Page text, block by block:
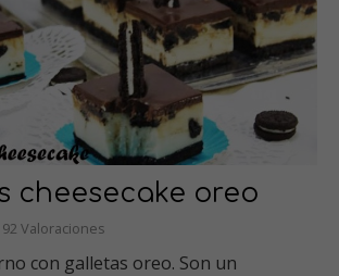
cheesecake oreo
92 Valoraciones
con galletas oreo. Son un